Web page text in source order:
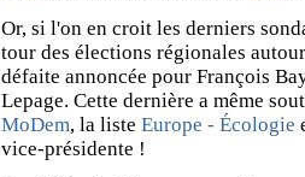
Or, si l'on en croit les derniers
tour des élections régionales
défaite annoncée pour François
Lepage. Cette dernière a même
MoDem, la liste Europe - Écologie
vice-présidente !